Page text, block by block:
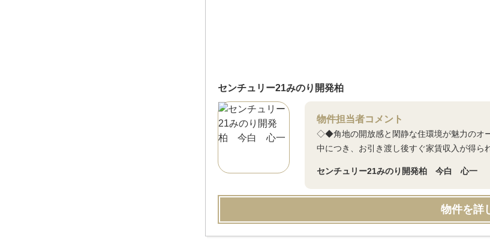
センチュリー21みのり開発柏
物件担当者コメント
◇◆角地の開放感と閑静な住環境が魅力のオ
中につき、お引き渡し後すぐ家賃収入が得ら
センチュリー21みのり開発柏 今白 心一
物件を詳